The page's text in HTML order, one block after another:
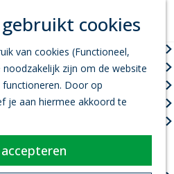
cookies
van cookies (Functioneel,
zijn om de website
Door op
je aan hiermee akkoord te
Z
o
e
k
e
n
M
e
n
u
Actief
Wandelen
Fietsen
Leef je uit
Kanovaren
Plan je bezoek